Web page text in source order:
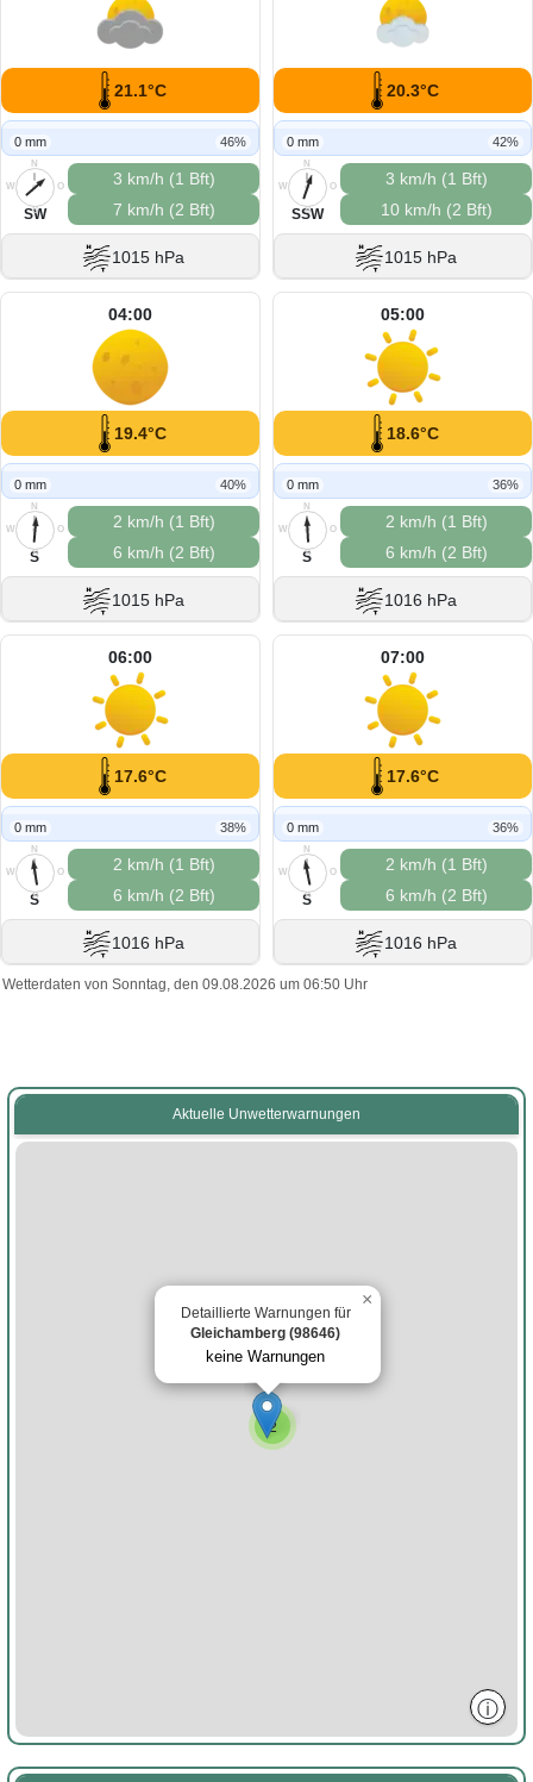
21.1°C
0 mm 46%
N
O
S
W
SW
3 km/h (1 Bft)
7 km/h (2 Bft)
1015 hPa
20.3°C
0 mm 42%
N
O
S
W
SSW
3 km/h (1 Bft)
10 km/h (2 Bft)
1015 hPa
04:00
19.4°C
0 mm 40%
N
O
S
W
S
2 km/h (1 Bft)
6 km/h (2 Bft)
1015 hPa
05:00
18.6°C
0 mm 36%
N
O
S
W
S
2 km/h (1 Bft)
6 km/h (2 Bft)
1016 hPa
06:00
17.6°C
0 mm 38%
N
O
S
W
S
2 km/h (1 Bft)
6 km/h (2 Bft)
1016 hPa
07:00
17.6°C
0 mm 36%
N
O
S
W
S
2 km/h (1 Bft)
6 km/h (2 Bft)
1016 hPa
Wetterdaten von Sonntag, den 09.08.2026 um 06:50 Uhr
Aktuelle Unwetterwarnungen
2
Detaillierte Warnungen für
Gleichamberg (98646)
keine Warnungen
×
ⓘ